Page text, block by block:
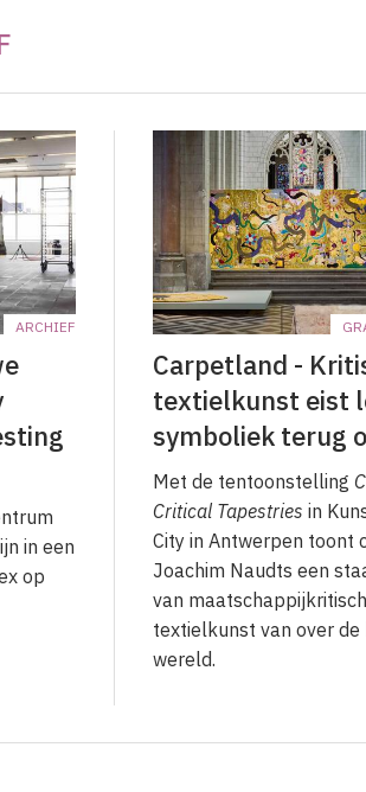
ARCHIEF
in een
op
Carpetland -
textielkunst eist
symboliek terug
Met de tentoonstelling
Critical Tapestries in
City in Antwerpen toont
Joachim Naudts een
van
textielkunst van over de
wereld.